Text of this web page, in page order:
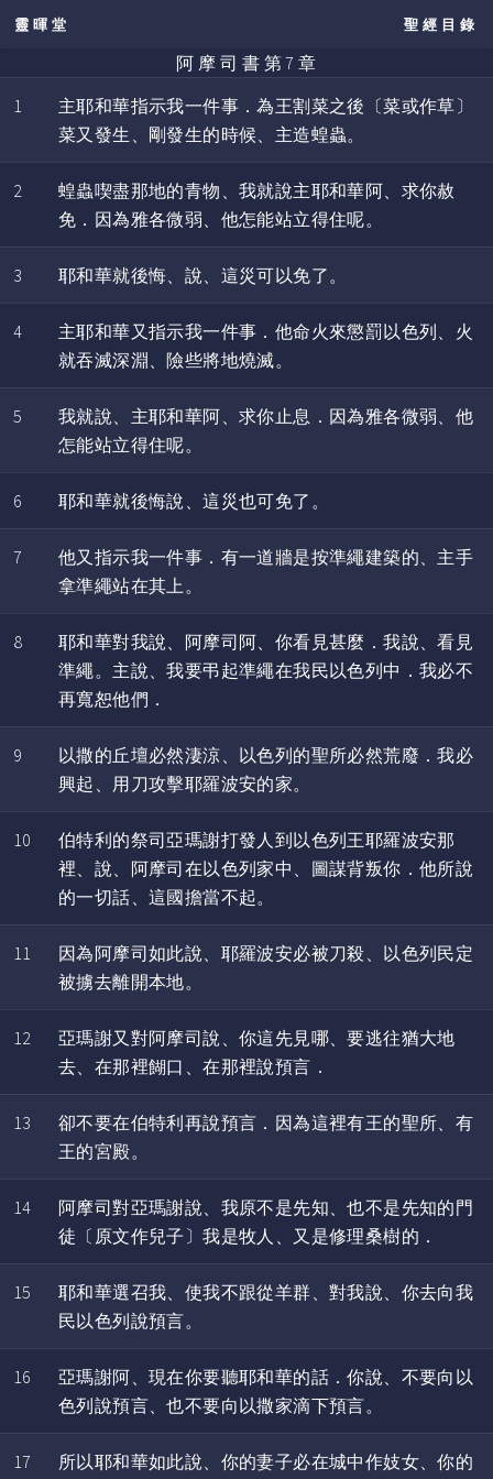
靈暉堂 聖經目錄
阿 摩 司 書 第 7 章
1
主耶和華指示我一件事．為王割菜之後〔菜或作草〕
菜又發生、剛發生的時候、主造蝗蟲。
2
蝗蟲喫盡那地的青物、我就說主耶和華阿、求你赦
免．因為雅各微弱、他怎能站立得住呢。
3 耶和華就後悔、說、這災可以免了。
4
主耶和華又指示我一件事．他命火來懲罰以色列、火
就吞滅深淵、險些將地燒滅。
5
我就說、主耶和華阿、求你止息．因為雅各微弱、他
怎能站立得住呢。
6 耶和華就後悔說、這災也可免了。
7
他又指示我一件事．有一道牆是按準繩建築的、主手
拿準繩站在其上。
8
耶和華對我說、阿摩司阿、你看見甚麼．我說、看見
準繩。主說、我要弔起準繩在我民以色列中．我必不
再寬恕他們．
9
以撒的丘壇必然淒涼、以色列的聖所必然荒廢．我必
興起、用刀攻擊耶羅波安的家。
10
伯特利的祭司亞瑪謝打發人到以色列王耶羅波安那
裡、說、阿摩司在以色列家中、圖謀背叛你．他所說
的一切話、這國擔當不起。
11
因為阿摩司如此說、耶羅波安必被刀殺、以色列民定
被擄去離開本地。
12
亞瑪謝又對阿摩司說、你這先見哪、要逃往猶大地
去、在那裡餬口、在那裡說預言．
13
卻不要在伯特利再說預言．因為這裡有王的聖所、有
王的宮殿。
14
阿摩司對亞瑪謝說、我原不是先知、也不是先知的門
徒〔原文作兒子〕我是牧人、又是修理桑樹的．
15
耶和華選召我、使我不跟從羊群、對我說、你去向我
民以色列說預言。
16
亞瑪謝阿、現在你要聽耶和華的話．你說、不要向以
色列說預言、也不要向以撒家滴下預言。
17 所以耶和華如此說、你的妻子必在城中作妓女、你的